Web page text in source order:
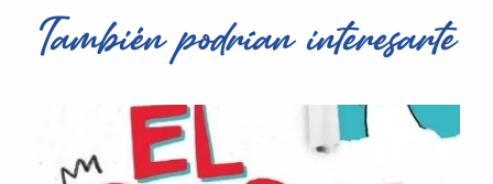
También podrían interesarte